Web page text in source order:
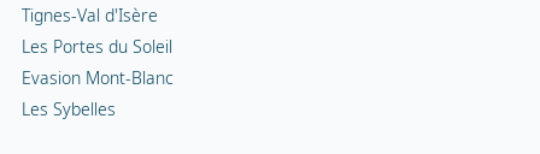
Tignes-Val d'Isère
Les Portes du Soleil
Evasion Mont-Blanc
Les Sybelles